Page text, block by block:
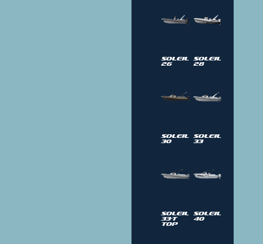
Soleil
26
Soleil
28
Soleil
30
Soleil
33
Soleil
33-T
Top
Soleil
40